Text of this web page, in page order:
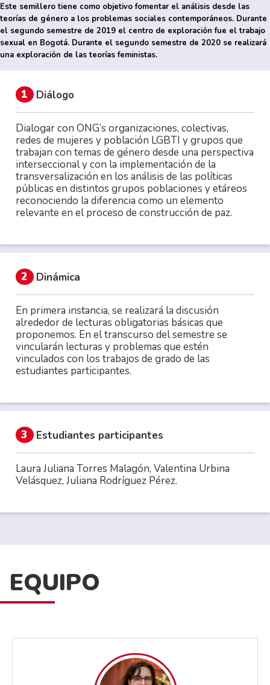
Este semillero tiene como objetivo fomentar el análisis desde las
teorías de género a los problemas sociales contemporáneos. Durante
el segundo semestre de 2019 el centro de exploración fue el trabajo
sexual en Bogotá. Durante el segundo semestre de 2020 se realizará
una exploración de las teorías feministas.
1 Diálogo
Dialogar con ONG’s organizaciones, colectivas,
redes de mujeres y población LGBTI y grupos que
trabajan con temas de género desde una perspectiva
interseccional y con la implementación de la
transversalización en los análisis de las políticas
públicas en distintos grupos poblaciones y etáreos
reconociendo la diferencia como un elemento
relevante en el proceso de construcción de paz.
2 Dinámica
En primera instancia, se realizará la discusión
alrededor de lecturas obligatorias básicas que
proponemos. En el transcurso del semestre se
vincularán lecturas y problemas que estén
vinculados con los trabajos de grado de las
estudiantes participantes.
3 Estudiantes participantes
Laura Juliana Torres Malagón, Valentina Urbina
Velásquez, Juliana Rodríguez Pérez.
EQUIPO